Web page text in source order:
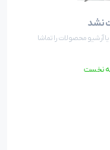
نشد
آرشیو محصولات را تماشا
نخست